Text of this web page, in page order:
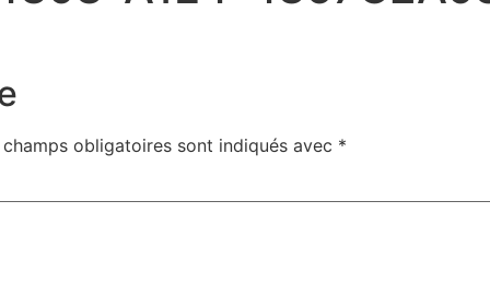
champs obligatoires sont indiqués avec *